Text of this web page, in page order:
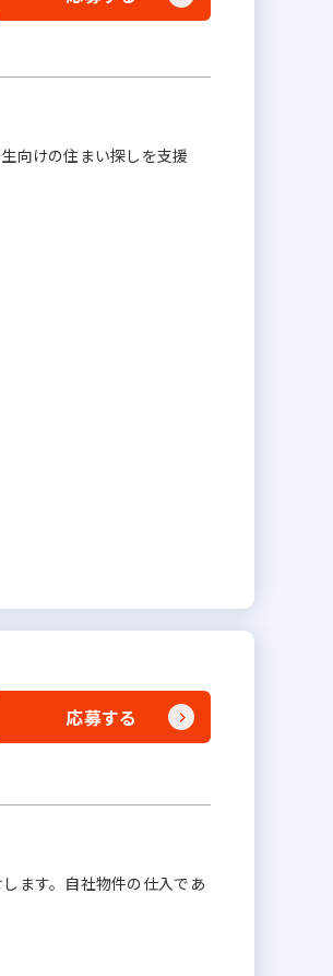
向けの住まい探しを支援
応募する
ます。自社物件の仕入であ